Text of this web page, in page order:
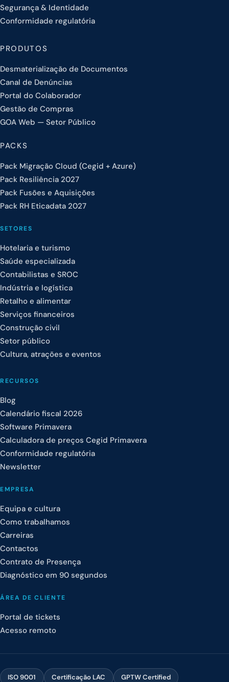
Segurança & Identidade
Conformidade regulatória
PRODUTOS
Desmaterialização de Documentos
Canal de Denúncias
Portal do Colaborador
Gestão de Compras
GOA Web — Setor Público
PACKS
Pack Migração Cloud (Cegid + Azure)
Pack Resiliência 2027
Pack Fusões e Aquisições
Pack RH Eticadata 2027
SETORES
Hotelaria e turismo
Saúde especializada
Contabilistas e SROC
Indústria e logística
Retalho e alimentar
Serviços financeiros
Construção civil
Setor público
Cultura, atrações e eventos
RECURSOS
Blog
Calendário fiscal 2026
Software Primavera
Calculadora de preços Cegid Primavera
Conformidade regulatória
Newsletter
EMPRESA
Equipa e cultura
Como trabalhamos
Carreiras
Contactos
Contrato de Presença
Diagnóstico em 90 segundos
ÁREA DE CLIENTE
Portal de tickets
Acesso remoto
ISO 9001 Certificação LAC GPTW Certified